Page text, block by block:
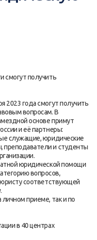
смогут получить
2023 года смогут получить
вопросам. В
основе примут
и её партнеры:
служащие, юридические
и студенты
юридической помощи
вопросов,
юристу соответствующей
приеме, так и по
в 40 центрах